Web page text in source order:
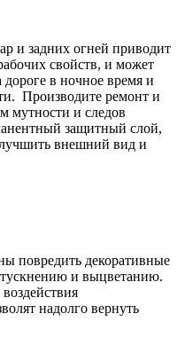
и задних огней приводит
свойств, и может
в ночное время и
Производите ремонт и
мутности и следов
защитный слой,
внешний вид и
повредить декоративные
и выцветанию.
надолго вернуть